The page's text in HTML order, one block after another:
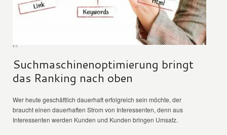
Suchmaschinenoptimierung bringt
das Ranking nach oben
Wer heute geschäftlich dauerhaft erfolgreich sein möchte, der
braucht einen dauerhaften Strom von Interessenten, denn aus
Interessenten werden Kunden und Kunden bringen Umsatz.